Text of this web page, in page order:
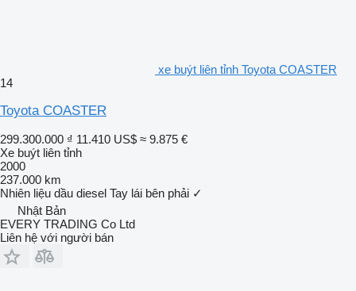
xe buýt liên tỉnh Toyota COASTER
14
Toyota COASTER
299.300.000 ₫ 11.410 US$ ≈ 9.875 €
Xe buýt liên tỉnh
2000
237.000 km
Nhiên liệu dầu diesel Tay lái bên phải ✓
Nhật Bản
EVERY TRADING Co Ltd
Liên hệ với người bán